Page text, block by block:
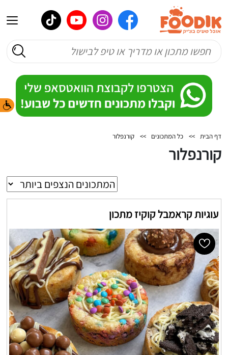
דף הבית >> כל המתכונים >> קורנפלור
קורנפלור
עוגיות קראמבל קוקיז מתכון